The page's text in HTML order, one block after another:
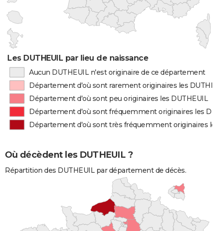
Les DUTHEUIL par lieu de naissance
Aucun DUTHEUIL n'est originaire de ce département
Département d'où sont rarement originaires les
Département d'où sont peu originaires les DUTHEUIL
Département d'où sont fréquemment originaires les
Département d'où sont très fréquemment originaires
Où décèdent les DUTHEUIL ?
Répartition des DUTHEUIL par département de décès.